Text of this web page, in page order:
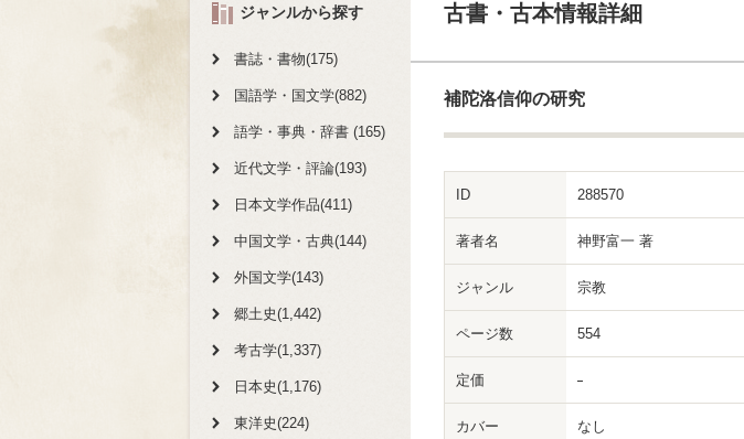
ジャンルから探す
書誌・書物(175)
国語学・国文学(882)
語学・事典・辞書 (165)
近代文学・評論(193)
日本文学作品(411)
中国文学・古典(144)
外国文学(143)
郷土史(1,442)
考古学(1,337)
日本史(1,176)
東洋史(224)
古書・古本情報詳細
補陀洛信仰の研究
ID 288570
著者名 神野富一 著
ジャンル 宗教
ページ数 554
定価
カバー なし